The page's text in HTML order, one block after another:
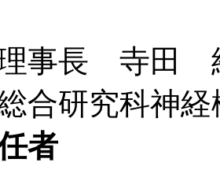
寺田 純雄
合研究科神
者